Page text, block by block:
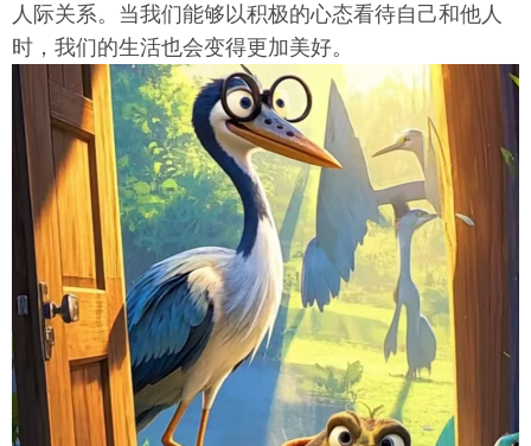
人际关系。当我们能够以积极的心态看待自己和他人
时，我们的生活也会变得更加美好。